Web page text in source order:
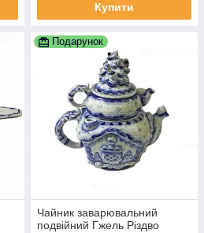
Купити
Подарунок
Чайник заварювальний
подвійний Гжель Різдво